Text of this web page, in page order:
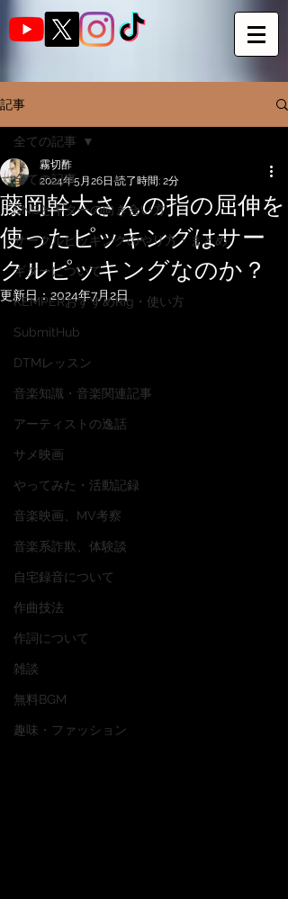
記事
全ての記事
SNSとギターの向き合い方
サークルピッキングのやり方・まとめ
ギターについて
KEMPERおすすめRig・使い方
SubmitHub
DTMレッスン
音楽知識・音楽関連記事
アーティストの逸話
サメ映画
やってみた・活動記録
音楽映画、MV考察
音楽系詐欺、体験談
自宅録音について
作曲技法
作詞について
雑談
無料BGM
趣味・ファッション
全ての記事
藤岡幹大さんの指の屈伸を
使ったピッキングはサー
クルピッキングなのか？
霧切酢
2024年5月26日 読了時間: 2分
更新日：2024年7月2日